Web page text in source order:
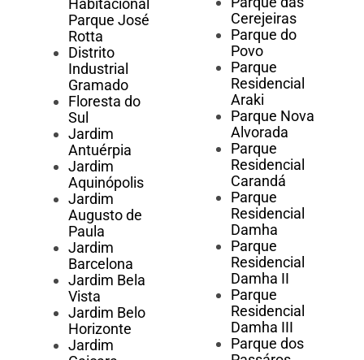
Habitacional
Parque José
Rotta
Distrito
Industrial
Gramado
Floresta do
Sul
Jardim
Antuérpia
Jardim
Aquinópolis
Jardim
Augusto de
Paula
Jardim
Barcelona
Jardim Bela
Vista
Jardim Belo
Horizonte
Jardim
Cerejeiras
Parque do
Povo
Parque
Residencial
Araki
Parque Nova
Alvorada
Parque
Residencial
Carandá
Parque
Residencial
Damha
Parque
Residencial
Damha II
Parque
Residencial
Damha III
Parque dos